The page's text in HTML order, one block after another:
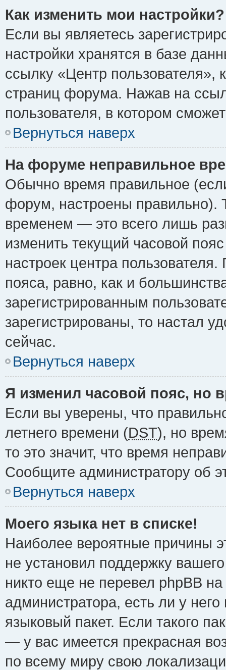
Как изменить мои настройки?
Если вы являетесь
настройки хранятся в базе
ссылку «Центр пользователя»,
страниц форума. Нажав на
пользователя, в котором
Вернуться наверх
На форуме неправильное
Обычно время правильное
форум, настроены правильно).
временем — это всего лишь
изменить текущий часовой
настроек центра
пояса, равно, как и
зарегистрированным
зарегистрированы, то настал
сейчас.
Вернуться наверх
Я изменил часовой пояс, но
Если вы уверены, что
летнего времени (DST), но
то это значит, что время
Сообщите администратору об
Вернуться наверх
Моего языка нет в списке!
Наиболее вероятные причины
не установил поддержку
никто еще не перевел phpBB
администратора, есть ли у
языковый пакет. Если такого
— у вас имеется прекрасная
по всему миру свою